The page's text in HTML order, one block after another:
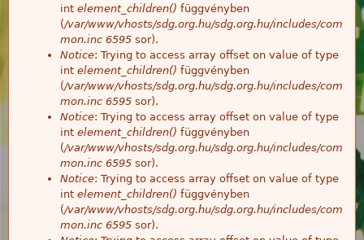
int element_children() függvényben
(/var/www/vhosts/sdg.org.hu/sdg.org.hu/includes/com
mon.inc 6595 sor).
Notice: Trying to access array offset on value of type
int element_children() függvényben
(/var/www/vhosts/sdg.org.hu/sdg.org.hu/includes/com
mon.inc 6595 sor).
Notice: Trying to access array offset on value of type
int element_children() függvényben
(/var/www/vhosts/sdg.org.hu/sdg.org.hu/includes/com
mon.inc 6595 sor).
Notice: Trying to access array offset on value of type
int element_children() függvényben
(/var/www/vhosts/sdg.org.hu/sdg.org.hu/includes/com
mon.inc 6595 sor).